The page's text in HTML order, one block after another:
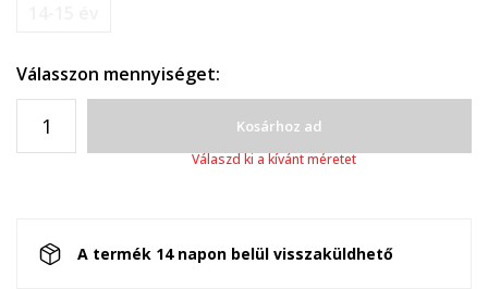
Válasszon mennyiséget:
Kosárhoz ad
Válaszd ki a kívánt méretet
A termék 14 napon belül visszaküldhető